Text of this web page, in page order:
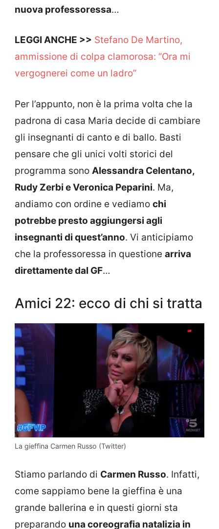
nuova professoressa…
LEGGI ANCHE >> Stefano De Martino,
ammissione di colpa clamorosa: “Ora mi
vergognerei come un ladro”
Per l’appunto, non è la prima volta che la
padrona di casa Maria decide di cambiare
gli insegnanti di canto e di ballo. Basti
pensare che gli unici volti storici del
programma sono Alessandra Celentano,
Rudy Zerbi e Veronica Peparini. Ma,
andiamo con ordine e vediamo chi
potrebbe presto aggiungersi agli
insegnanti di quest’anno. Vi anticipiamo
che la professoressa in questione arriva
direttamente dal GF…
Amici 22: ecco di chi si tratta
La gieffina Carmen Russo (Twitter)
Stiamo parlando di Carmen Russo. Infatti,
come sappiamo bene la gieffina è una
grande ballerina e in questi giorni sta
preparando una coreografia natalizia in